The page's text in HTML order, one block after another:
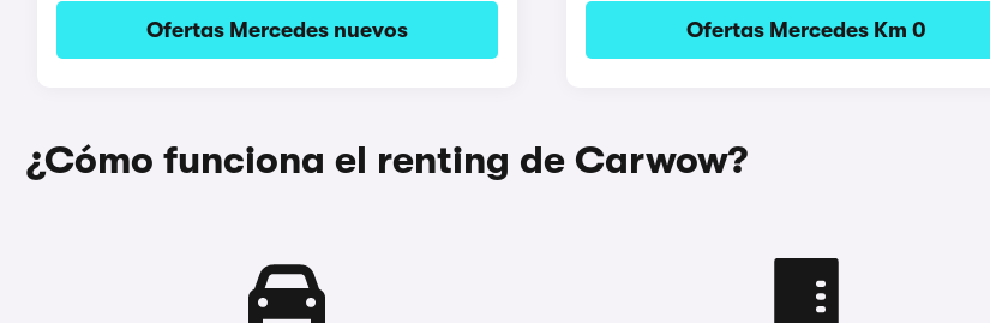
Ofertas Mercedes nuevos Ofertas Mercedes Km 0
¿Cómo funciona el renting de Carwow?